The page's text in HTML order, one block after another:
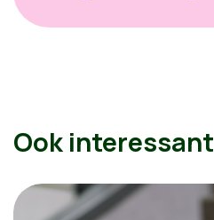
Ook interessant